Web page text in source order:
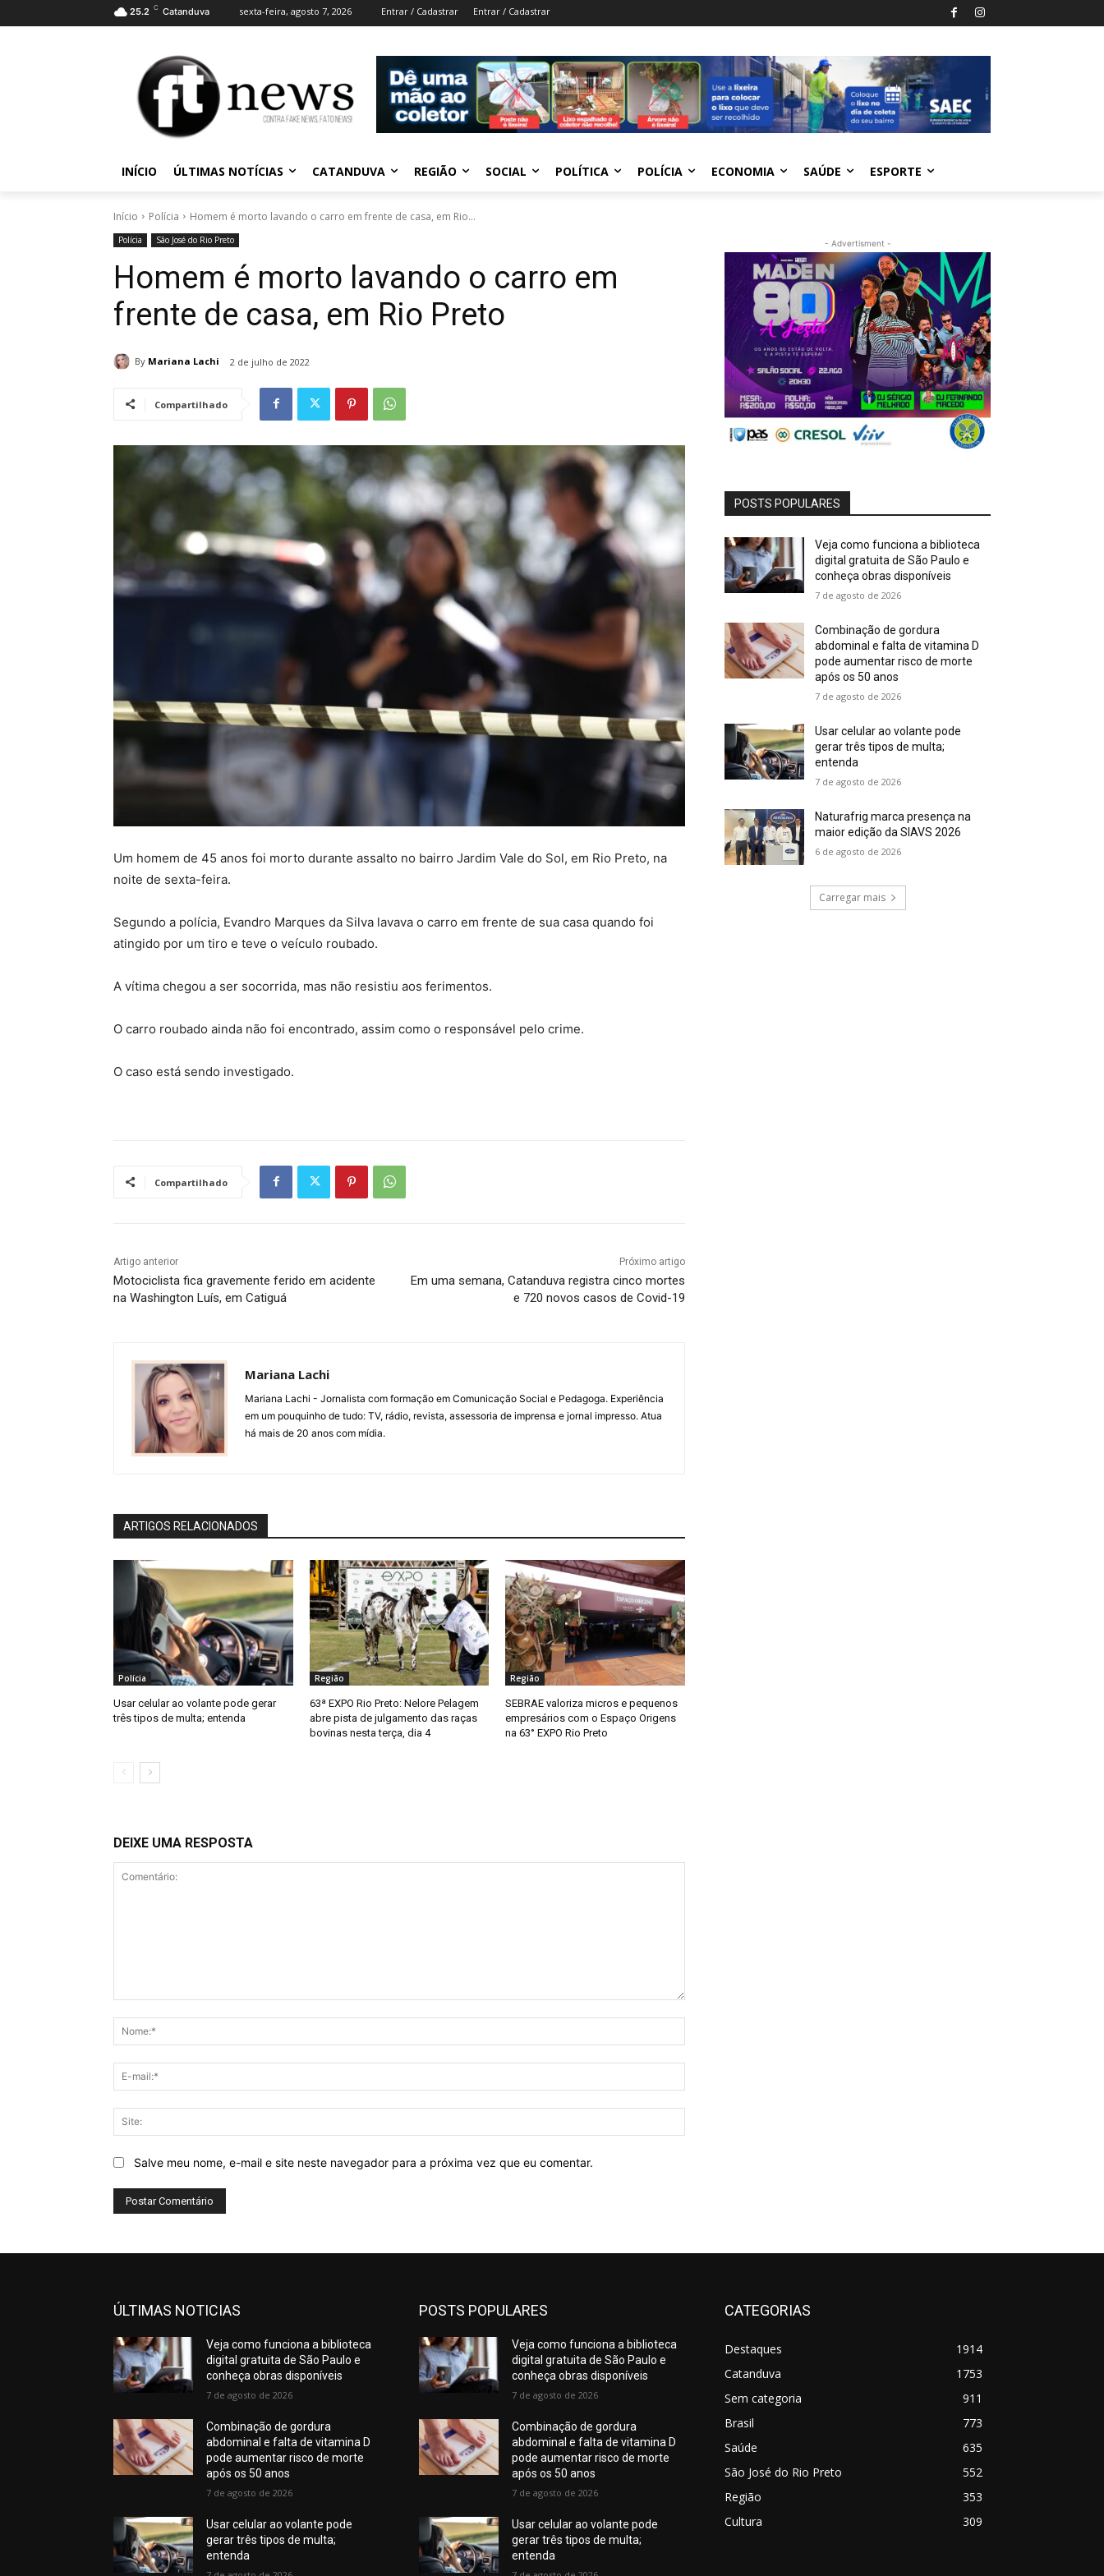
25.2 C Catanduva sexta-feira, agosto 7, 2026 Entrar / Cadastrar Entrar / Cadastrar
INÍCIO ÚLTIMAS NOTÍCIAS CATANDUVA REGIÃO SOCIAL POLÍTICA POLÍCIA ECONOMIA SAÚDE ESPORTE
Início Polícia Homem é morto lavando o carro em frente de casa, em Rio...
Polícia São José do Rio Preto
Homem é morto lavando o carro em
frente de casa, em Rio Preto
By Mariana Lachi 2 de julho de 2022
Compartilhado
Um homem de 45 anos foi morto durante assalto no bairro Jardim Vale do Sol, em Rio Preto, na
noite de sexta-feira.
Segundo a polícia, Evandro Marques da Silva lavava o carro em frente de sua casa quando foi
atingido por um tiro e teve o veículo roubado.
A vítima chegou a ser socorrida, mas não resistiu aos ferimentos.
O carro roubado ainda não foi encontrado, assim como o responsável pelo crime.
O caso está sendo investigado.
Compartilhado
Artigo anterior
Motociclista fica gravemente ferido em acidente
na Washington Luís, em Catiguá
Próximo artigo
Em uma semana, Catanduva registra cinco mortes
e 720 novos casos de Covid-19
Mariana Lachi
Mariana Lachi - Jornalista com formação em Comunicação Social e Pedagoga. Experiência
em um pouquinho de tudo: TV, rádio, revista, assessoria de imprensa e jornal impresso. Atua
há mais de 20 anos com mídia.
ARTIGOS RELACIONADOS
Polícia
Usar celular ao volante pode gerar
três tipos de multa; entenda
Região
63ª EXPO Rio Preto: Nelore Pelagem
abre pista de julgamento das raças
bovinas nesta terça, dia 4
Região
SEBRAE valoriza micros e pequenos
empresários com o Espaço Origens
na 63° EXPO Rio Preto
DEIXE UMA RESPOSTA
mail:*
Salve meu nome, e-mail e site neste navegador para a próxima vez que eu comentar.
- Advertisment -
POSTS POPULARES
Veja como funciona a biblioteca
digital gratuita de São Paulo e
conheça obras disponíveis
7 de agosto de 2026
Combinação de gordura
abdominal e falta de vitamina D
pode aumentar risco de morte
após os 50 anos
7 de agosto de 2026
Usar celular ao volante pode
gerar três tipos de multa;
entenda
7 de agosto de 2026
Naturafrig marca presença na
maior edição da SIAVS 2026
6 de agosto de 2026
Carregar mais
ÚLTIMAS NOTICIAS
Veja como funciona a biblioteca
digital gratuita de São Paulo e
conheça obras disponíveis
7 de agosto de 2026
Combinação de gordura
abdominal e falta de vitamina D
pode aumentar risco de morte
após os 50 anos
7 de agosto de 2026
Usar celular ao volante pode
gerar três tipos de multa;
entenda
POSTS POPULARES
Veja como funciona a biblioteca
digital gratuita de São Paulo e
conheça obras disponíveis
7 de agosto de 2026
Combinação de gordura
abdominal e falta de vitamina D
pode aumentar risco de morte
após os 50 anos
7 de agosto de 2026
Usar celular ao volante pode
gerar três tipos de multa;
entenda
CATEGORIAS
Destaques
1914
Catanduva
1753
Sem categoria
911
Brasil
773
Saúde
635
São José do Rio Preto
552
Região
353
Cultura
309